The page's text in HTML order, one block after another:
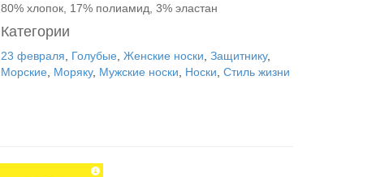
80% хлопок, 17% полиамид, 3% эластан
Категории
23 февраля Голубые Женские носки Защитнику,
Морские
Моряку, Мужские носки Носки Стиль жизни